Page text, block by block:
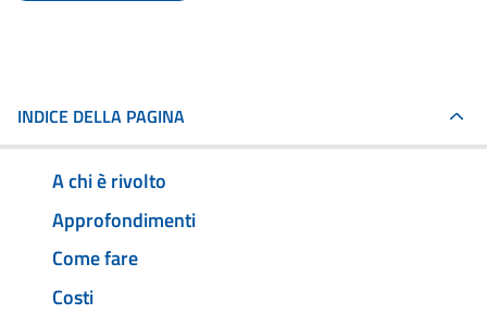
INDICE DELLA PAGINA
A chi è rivolto
Approfondimenti
Come fare
Costi